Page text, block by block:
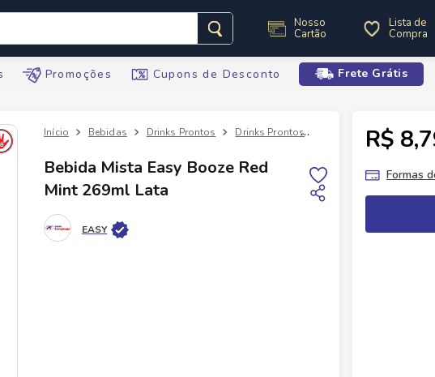
Nosso
Cartão
Lista de
Compra
Promoções Cupons de Desconto Frete Grátis
Bebidas Drinks Prontos Drinks Prontos Bebida Mista Easy
Bebida Mista Easy Booze Red
Mint 269ml Lata
EASY
R$
Formas